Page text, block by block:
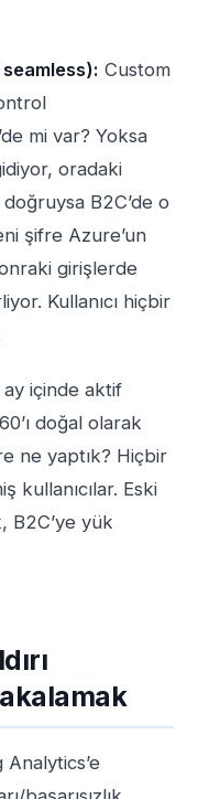
Custom
mi var? Yoksa
oradaki
B2C’de o
şifre Azure’un
girişlerde
Kullanıcı hiçbir
ay içinde aktif
doğal olarak
ne yaptık? Hiçbir
kullanıcılar. Eski
B2C’ye yük